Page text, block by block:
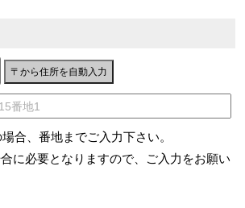
合、番地までご入力下さい。
に必要となりますので、ご入力をお願い